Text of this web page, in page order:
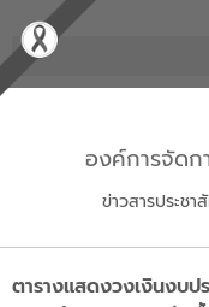
องค์การจัดก
ข่าวสารประช
ตารางแสดงวงเงินงบป